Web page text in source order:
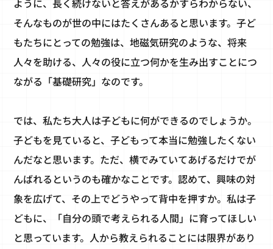
ように、長く続けないと答えがあるかすらわからない、
そんなものが世の中にはたくさんあると思います。子ど
もたちにとっての勉強は、地磁気研究のような、将来
人々を助ける、人々の役に立つ何かを生み出すことにつ
ながる「基礎研究」なのです。
では、私たち大人は子どもに何ができるのでしょうか。
子どもを見ていると、子どもって本当に勉強したくない
んだなと思います。ただ、横でみていてあげるだけでが
んばれるというのも確かなことです。認めて、興味の対
象を広げて、その上でどうやって背中を押すか。私は子
どもに、「自分の頭で考えられる人間」に育ってほしい
と思っています。人から教えられることには限界があり